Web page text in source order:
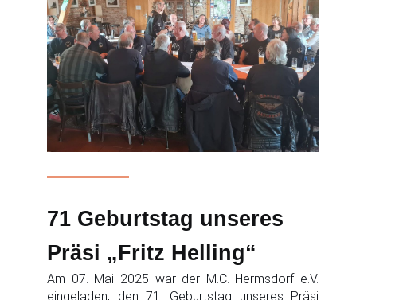
71 Geburtstag unseres
Präsi „Fritz Helling“
Am 07. Mai 2025 war der M.C. Hermsdorf e.V.
eingeladen, den 71. Geburtstag unseres Präsi